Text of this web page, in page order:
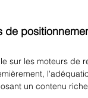
de
sur les moteurs de
un contenu